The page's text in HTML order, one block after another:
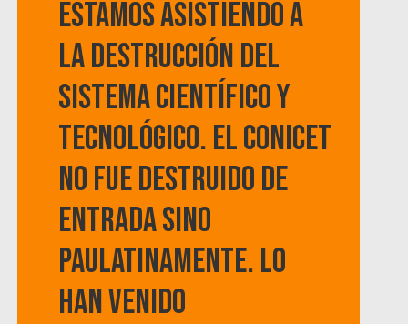
Estamos asistiendo a
la destrucción del
sistema científico y
tecnológico. El Conicet
no fue destruido de
entrada sino
paulatinamente. Lo
han venido